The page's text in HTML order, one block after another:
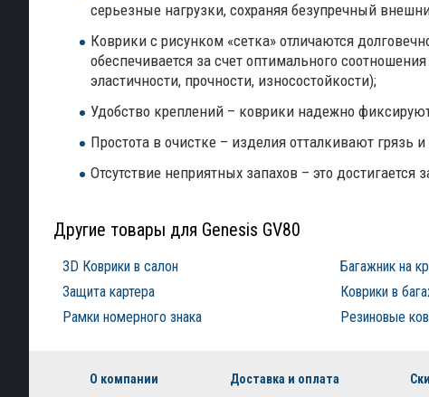
серьезные нагрузки, сохраняя безупречный
Коврики с рисунком «сетка» отличаются
обеспечивается за счет оптимального
эластичности, прочности, износостойкости);
Удобство креплений – коврики надежно
Простота в очистке – изделия отталкивают
Отсутствие неприятных запахов – это
Другие товары для Genesis GV80
3D Коврики в салон Багажник на
Защита картера
Коврики в
Рамки номерного знака
Резиновые
О компании Доставка и оплата